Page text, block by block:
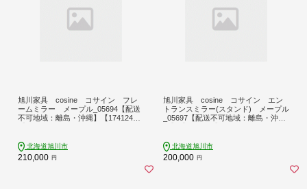
旭川家具 cosine コサイン フレ
ームミラー メープル_05694【配送
不可地域：離島・沖縄】【174124
北海道旭川市
210,000 円
旭川家具 cosine コサイン エン
トランスミラー(スタンド) メープル
_05697【配送不可地域：離島・沖
北海道旭川市
200,000 円